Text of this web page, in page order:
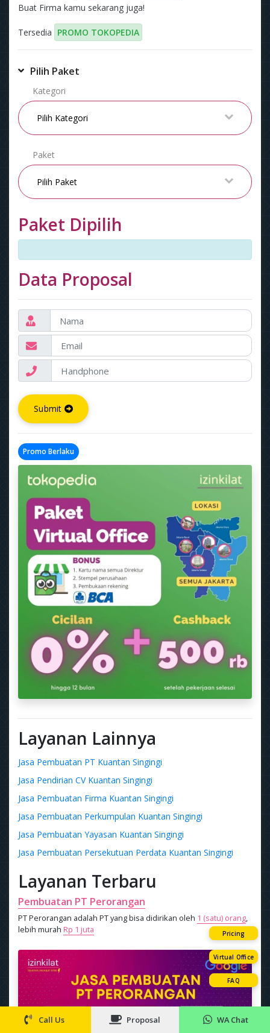
Buat Firma kamu sekarang juga!
Tersedia PROMO TOKOPEDIA
Pilih Paket
Kategori
Paket
Paket Dipilih
Data Proposal
Submit
Promo Berlaku
Layanan Lainnya
Jasa Pembuatan PT Kuantan Singingi
Jasa Pendirian CV Kuantan Singingi
Jasa Pembuatan Firma Kuantan Singingi
Jasa Pembuatan Perkumpulan Kuantan Singingi
Jasa Pembuatan Yayasan Kuantan Singingi
Jasa Pembuatan Persekutuan Perdata Kuantan Singingi
Layanan Terbaru
Pembuatan PT Perorangan
PT Perorangan adalah PT yang bisa didirikan oleh 1 (satu) orang,
lebih murah Rp 1 juta Pricing
Virtual Office
FAQ
Call Us Proposal WA Chat